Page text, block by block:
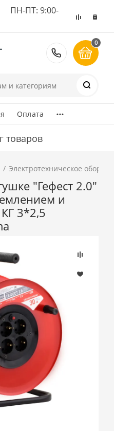
ПН-ПТ: 9:00-
8 (495)
0
Оплата ...
товаров
Электротехническое
"Гефест 2.0"
и
3*2,5